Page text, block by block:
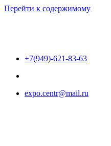
Перейти к содержимому
+7(949)-621-83-63
expo.centr@mail.ru